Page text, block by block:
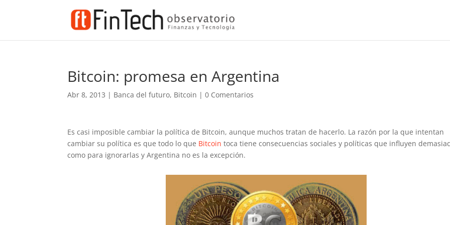
Bitcoin: promesa en Argentina
Abr 8, 2013 | Banca del futuro, Bitcoin |0 Comentarios
Es casi imposible cambiar la política de Bitcoin, aunque muchos tratan de hacerlo. La razón por la que intentan
cambiar su política es que todo lo que Bitcointoca tiene consecuencias sociales y políticas que influyen
como para ignorarlas y Argentina no es la excepción.